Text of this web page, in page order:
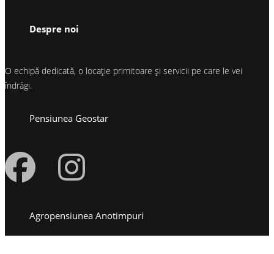
Despre noi
O echipă dedicată, o locație primitoare și servicii pe care le vei
îndrăgi.
Pensiunea Geostar
Agropensiunea Anotimpuri